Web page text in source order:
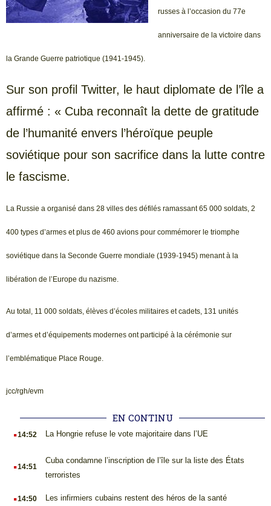
russes à l’occasion du 77e
anniversaire de la victoire dans
la Grande Guerre patriotique (1941-1945).
Sur son profil Twitter, le haut diplomate de l’île a
affirmé : « Cuba reconnaît la dette de gratitude
de l’humanité envers l’héroïque peuple
soviétique pour son sacrifice dans la lutte contre
le fascisme.
La Russie a organisé dans 28 villes des défilés ramassant 65 000 soldats, 2
400 types d’armes et plus de 460 avions pour commémorer le triomphe
soviétique dans la Seconde Guerre mondiale (1939-1945) menant à la
libération de l’Europe du nazisme.
Au total, 11 000 soldats, élèves d’écoles militaires et cadets, 131 unités
d’armes et d’équipements modernes ont participé à la cérémonie sur
l’emblématique Place Rouge.
jcc/rgh/evm
EN CONTINU
.14:52 La Hongrie refuse le vote majoritaire dans l’UE
.14:51
Cuba condamne l’inscription de l’île sur la liste des États
terroristes
.14:50 Les infirmiers cubains restent des héros de la santé